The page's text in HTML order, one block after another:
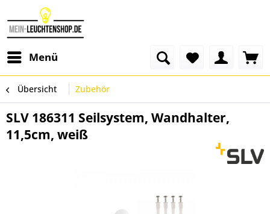
Menü
Übersicht Zubehör
SLV 186311 Seilsystem, Wandhalter,
11,5cm, weiß